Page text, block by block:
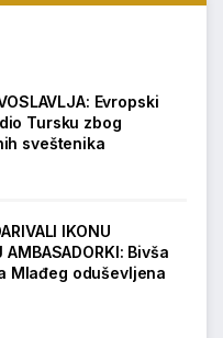
Evropski
Tursku zbog
sveštenika
IKONU
AMBASADORKI: Bivša
Mlađeg oduševljena